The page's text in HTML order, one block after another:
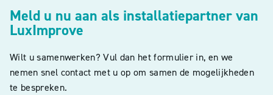
Meld u nu aan als installatiepartner van
LuxImprove
Wilt u samenwerken? Vul dan het formulier in, en we
nemen snel contact met u op om samen de mogelijkheden
te bespreken.